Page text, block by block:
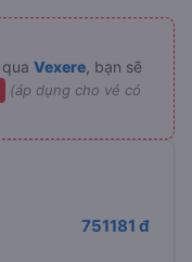
qua Vexere , bạn sẽ
(áp dụng cho vé có
751181 đ